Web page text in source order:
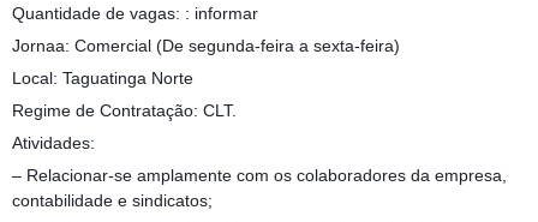
Quantidade de vagas: : informar
Jornaa: Comercial (De segunda-feira a sexta-feira)
Local: Taguatinga Norte
Regime de Contratação: CLT.
Atividades:
– Relacionar-se amplamente com os colaboradores da empresa,
contabilidade e sindicatos;